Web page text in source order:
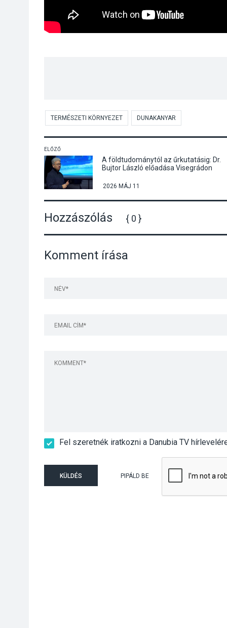
TERMÉSZETI KÖRNYEZET DUNAKANYAR
ELŐZŐ
A földtudománytól az űrkutatásig: Dr.
Bujtor László előadása Visegrádon
2026 MÁJ 11
Hozzászólás { 0 }
Komment írása
Fel szeretnék iratkozni a Danubia TV
KÜLDÉS PIPÁLD BE